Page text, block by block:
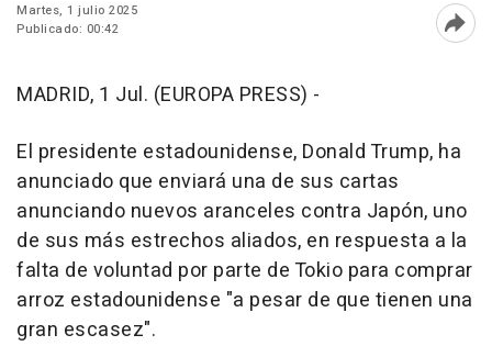
Martes, 1 julio 2025
Publicado: 00:42
MADRID, 1 Jul. (EUROPA PRESS) -
El presidente estadounidense, Donald Trump, ha
anunciado que enviará una de sus cartas
anunciando nuevos aranceles contra Japón, uno
de sus más estrechos aliados, en respuesta a la
falta de voluntad por parte de Tokio para comprar
arroz estadounidense "a pesar de que tienen una
gran escasez".